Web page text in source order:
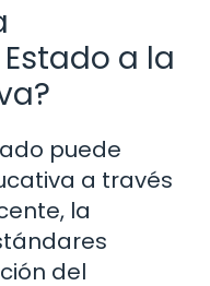
a la
puede
a través
la
del